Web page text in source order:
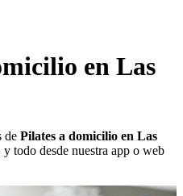
en Las
de Pilates a domicilio en Las
todo desde nuestra app o web